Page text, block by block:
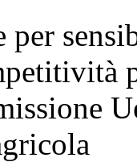
per